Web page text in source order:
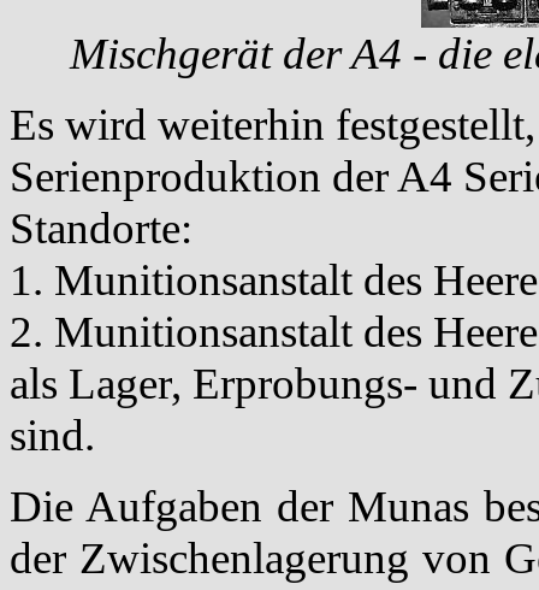
Mischgerät der A4 - die
Es wird weiterhin
Serienproduktion der A4
Standorte:
1. Munitionsanstalt des
2. Munitionsanstalt des
als Lager, Erprobungs- und
sind.
Die Aufgaben der Munas
der Zwischenlagerung von